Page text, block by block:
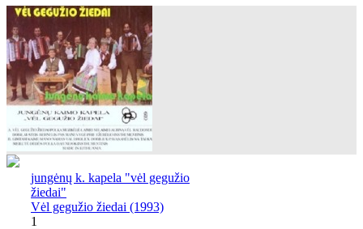
jungėnų k. kapela "vėl gegužio
žiedai"
Vėl gegužio žiedai (1993)
1